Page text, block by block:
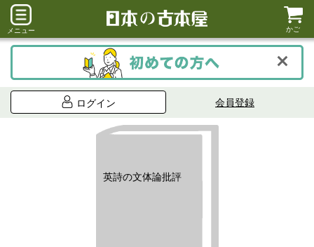
メニュー かご
ログイン 会員登録
英詩の文体論批評